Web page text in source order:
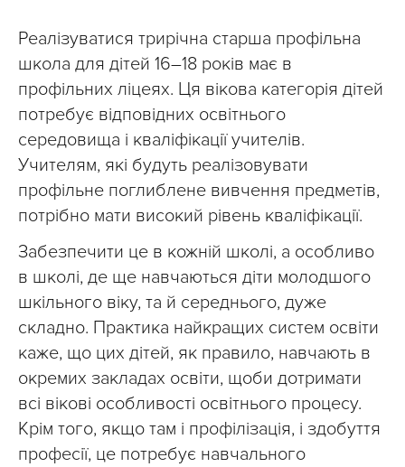
Реалізуватися трирічна старша профільна
школа для дітей 16–18 років має в
профільних ліцеях. Ця вікова категорія дітей
потребує відповідних освітнього
середовища і кваліфікації учителів.
Учителям, які будуть реалізовувати
профільне поглиблене вивчення предметів,
потрібно мати високий рівень кваліфікації.
Забезпечити це в кожній школі, а особливо
в школі, де ще навчаються діти молодшого
шкільного віку, та й середнього, дуже
складно. Практика найкращих систем освіти
каже, що цих дітей, як правило, навчають в
окремих закладах освіти, щоби дотримати
всі вікові особливості освітнього процесу.
Крім того, якщо там і профілізація, і здобуття
професії, це потребує навчального